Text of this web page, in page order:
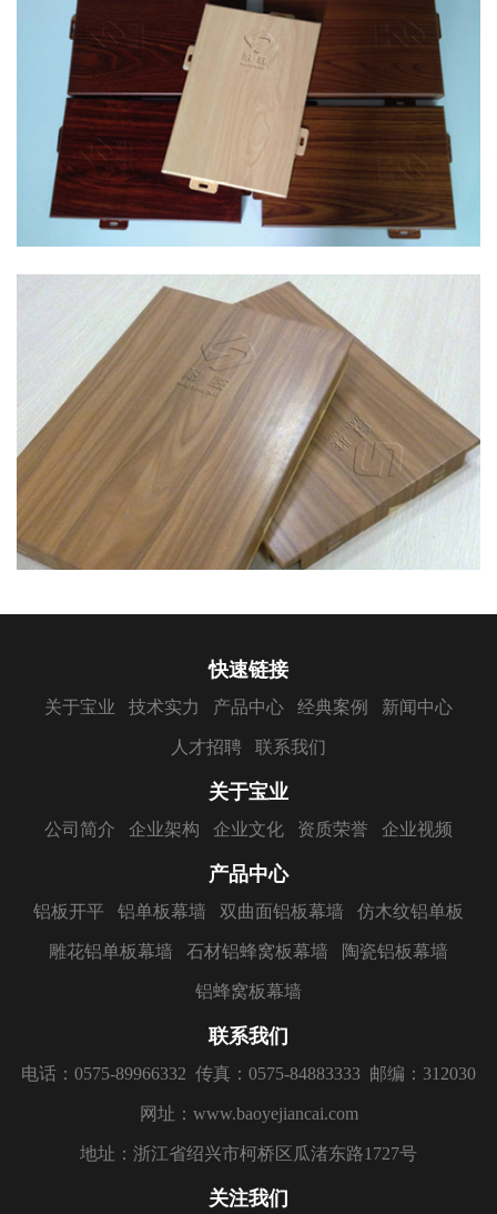
快速链接
关于宝业 技术实力 产品中心 经典案例 新闻中心
人才招聘 联系我们
关于宝业
公司简介 企业架构 企业文化 资质荣誉 企业视频
产品中心
铝板开平 铝单板幕墙 双曲面铝板幕墙 仿木纹铝单板
雕花铝单板幕墙 石材铝蜂窝板幕墙 陶瓷铝板幕墙
铝蜂窝板幕墙
联系我们
电话：0575-89966332 传真：0575-84883333 邮编：312030
网址：www.baoyejiancai.com
地址：浙江省绍兴市柯桥区瓜渚东路1727号
关注我们